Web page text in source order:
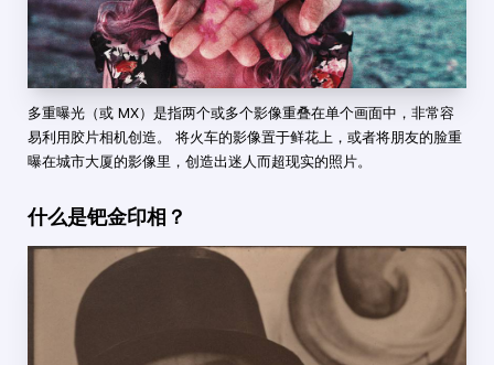
多重曝光（或 MX）是指两个或多个影像重叠在单个画面中，非常容
易利用胶片相机创造。 将火车的影像置于鲜花上，或者将朋友的脸重
曝在城市大厦的影像里，创造出迷人而超现实的照片。
什么是钯金印相？